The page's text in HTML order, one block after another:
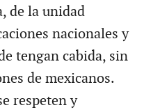
de la unidad
nacionales y
tengan cabida, sin
de mexicanos.
respeten y